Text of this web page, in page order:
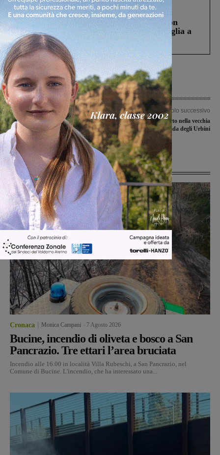
Cronaca 3 Agosto 2026
Scomparso da una struttura di Castiglion
Fiorentino l’uomo che aveva ucciso la figlia a
Levane nel 2020
Articolo precedente
Grasso: “La Sindaca Chiassai
Martini non ha neanche il decoro
Istituzionale”
Articolo successivo
Discarica a cielo aperto nella vecchia
strada degli Urbini
Ultime Notizie
Cronaca Monica Campani 7 Agosto 2026
Bucine, incendio di oliveta e bosco a San
Pancrazio. Tre ettari l’area bruciata
Incendio alle 16.00 in località Villa Rubeschi, a San Pancrazio, nel
Comune di Bucine. L'incendio, che ha interessato una...